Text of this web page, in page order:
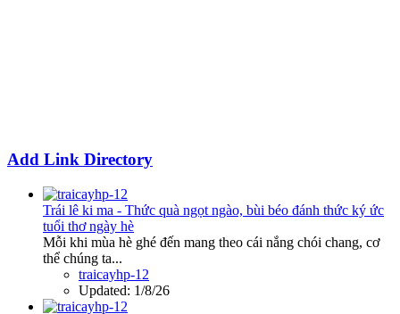
Add Link Directory
Trái lê ki ma - Thức quà ngọt ngào, bùi béo đánh thức ký ức
tuổi thơ ngày hè
Mỗi khi mùa hè ghé đến mang theo cái nắng chói chang, cơ
thể chúng ta...
traicayhp-12
Updated: 1/8/26